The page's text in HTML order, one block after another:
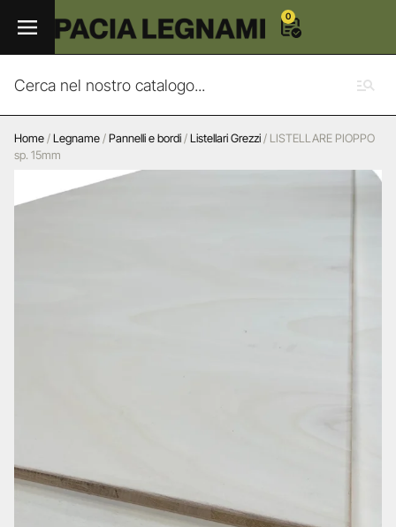
0
Home/Legname/Pannelli e bordi/Listellari Grezzi/ LISTELLARE PIOPPO
sp. 15mm